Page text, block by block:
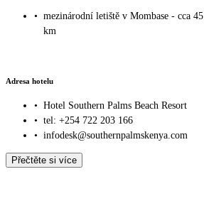
• mezinárodní letiště v Mombase - cca 45
km
Adresa hotelu
• Hotel Southern Palms Beach Resort
• tel: +254 722 203 166
• infodesk@southernpalmskenya.com
Přečtěte si více